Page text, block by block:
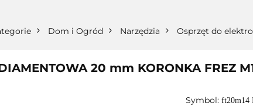
Dom i Ogród Narzędzia Osprzęt do
20 mm KORONKA FREZ
Symbol: ft20m14